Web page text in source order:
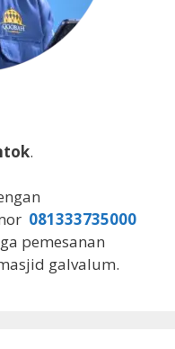
.
081333735000
pemesanan
galvalum.